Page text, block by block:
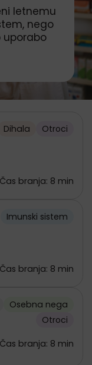
letnemu
nego
uporabo
Dihala Otroci
Čas branja: 8 min
Imunski sistem
Čas branja: 8 min
Osebna nega
Otroci
Čas branja: 8 min